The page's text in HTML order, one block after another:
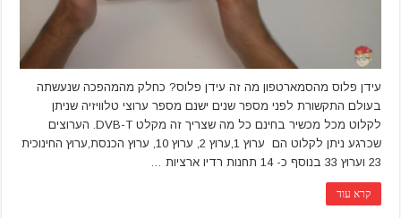
עידן פלוס מהסמארטפון מה זה עידן פלוס? כחלק מהמהפכה שנעשתה
בעולם התקשורת לפני מספר שנים ישנם מספר ערוצי טלוויזיה שניתן
לקלוט מכל מכשיר בחינם כל מה שצריך זה מקלט DVB-T. הערוצים
שכרגע ניתן לקלוט הם ערוץ 1,ערוץ 2, ערוץ 10, ערוץ הכנסת,ערוץ החינוכית
23 וערוץ 33 בנוסף כ- 14 תחנות רדיו ארציות …
קרא עוד